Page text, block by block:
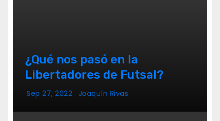
¿Qué nos pasó en la
Libertadores de Futsal?
Sep 27, 2022 Joaquín Rivas